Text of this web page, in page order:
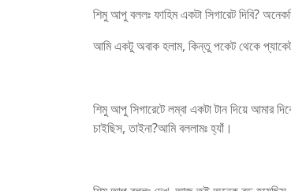
শিমু আপু বললঃ ফাহিম একটা সিগারেট দিবি?
আমি একটু অবাক হলাম, কিন্তু পকেট থেকে প্যাকেট
শিমু আপু সিগারেটে লম্বা একটা টান দিয়ে আমার
চাইছিস, তাইনা?আমি বললামঃ হ্যাঁ।